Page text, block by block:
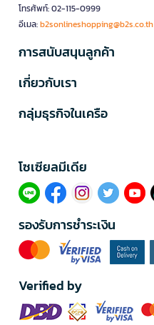
โทรศัพท์: 02-115-0999
อีเมล:b2sonlineshopping@b2s.co.th
การสนับสนุนลูกค้า
เกี่ยวกับเรา
กลุ่มธุรกิจในเครือ
โซเซียลมีเดีย​
รองรับการชำระเงิน
Verified by